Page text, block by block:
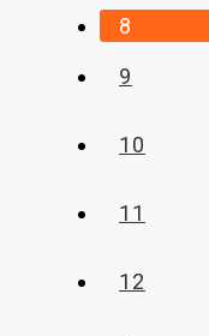
8
9
10
11
12